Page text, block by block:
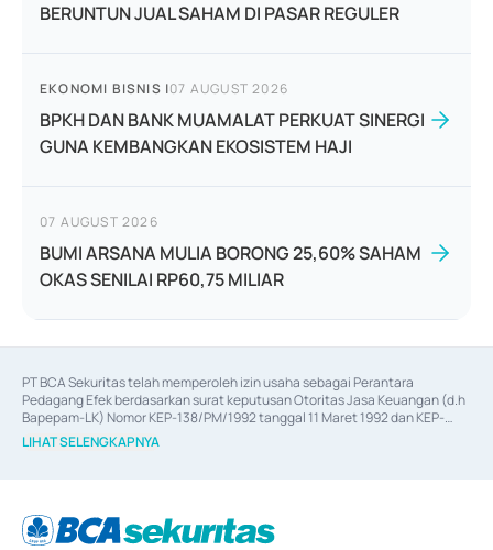
BERUNTUN JUAL SAHAM DI PASAR REGULER
EKONOMI BISNIS |07 AUGUST 2026
BPKH DAN BANK MUAMALAT PERKUAT SINERGI
GUNA KEMBANGKAN EKOSISTEM HAJI
07 AUGUST 2026
BUMI ARSANA MULIA BORONG 25,60% SAHAM
OKAS SENILAI RP60,75 MILIAR
PT BCA Sekuritas telah memperoleh izin usaha sebagai Perantara
Pedagang Efek berdasarkan surat keputusan Otoritas Jasa Keuangan (d.h
Bapepam-LK) Nomor KEP-138/PM/1992 tanggal 11 Maret 1992 dan KEP-
06/D.04/2014 tanggal 28 Februari 2014, izin usaha sebagai Penjamin Emisi
Efek berdasarkan surat keputusan Otoritas Jasa Keuangan Nomor KEP-
berdasarkan surat keputusan Otoritas Jasa Keuangan Nomor S-
67/PM.21/2017 tanggal 3 Februari 2017, dan beberapa izin usaha lainnya
LIHAT SELENGKAPNYA